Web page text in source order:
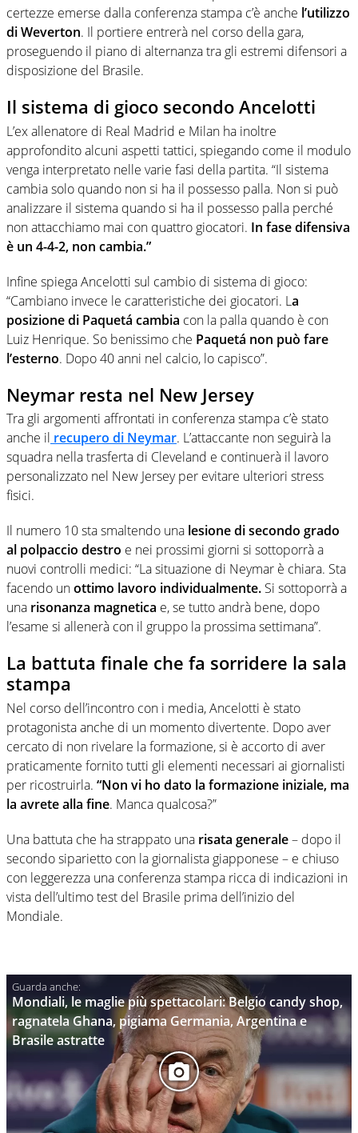
certezze emerse dalla conferenza stampa c’è anche l’utilizzo
di Weverton. Il portiere entrerà nel corso della gara,
proseguendo il piano di alternanza tra gli estremi difensori a
disposizione del Brasile.
Il sistema di gioco secondo Ancelotti
L’ex allenatore di Real Madrid e Milan ha inoltre
approfondito alcuni aspetti tattici, spiegando come il modulo
venga interpretato nelle varie fasi della partita. “Il sistema
cambia solo quando non si ha il possesso palla. Non si può
analizzare il sistema quando si ha il possesso palla perché
non attacchiamo mai con quattro giocatori. In fase difensiva
è un 4-4-2, non cambia.”
Infine spiega Ancelotti sul cambio di sistema di gioco:
“Cambiano invece le caratteristiche dei giocatori. La
posizione di Paquetá cambia con la palla quando è con
Luiz Henrique. So benissimo che Paquetá non può fare
l’esterno. Dopo 40 anni nel calcio, lo capisco”.
Neymar resta nel New Jersey
Tra gli argomenti affrontati in conferenza stampa c’è stato
anche il recupero di Neymar. L’attaccante non seguirà la
squadra nella trasferta di Cleveland e continuerà il lavoro
personalizzato nel New Jersey per evitare ulteriori stress
fisici.
Il numero 10 sta smaltendo una lesione di secondo grado
al polpaccio destro e nei prossimi giorni si sottoporrà a
nuovi controlli medici: “La situazione di Neymar è chiara. Sta
facendo unottimo lavoro individualmente. Si sottoporrà a
una risonanza magnetica e, se tutto andrà bene, dopo
l’esame si allenerà con il gruppo la prossima settimana”.
La battuta finale che fa sorridere la sala
stampa
Nel corso dell’incontro con i media, Ancelotti è stato
protagonista anche di un momento divertente. Dopo aver
cercato di non rivelare la formazione, si è accorto di aver
praticamente fornito tutti gli elementi necessari ai giornalisti
per ricostruirla. “Non vi ho dato la formazione iniziale, ma
la avrete alla fine. Manca qualcosa?”
Una battuta che ha strappato una risata generale– dopo il
secondo siparietto con la giornalista giapponese – e chiuso
con leggerezza una conferenza stampa ricca di indicazioni in
vista dell’ultimo test del Brasile prima dell’inizio del
Mondiale.
Mondiali, le maglie più spettacolari: Belgio candy shop,
ragnatela Ghana, pigiama Germania, Argentina e
Brasile astratte